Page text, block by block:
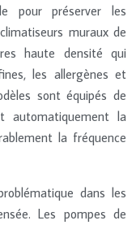
pour préserver les
muraux de
haute densité qui
les allergènes et
sont équipés de
automatiquement la
la fréquence
dans les
Les pompes de